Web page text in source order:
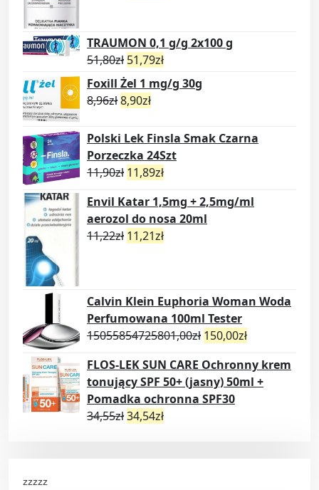
TRAUMON 0,1 g/g 2x100 g
51,80zł 51,79zł
Foxill Żel 1 mg/g 30g
8,96zł8,90zł
Polski Lek Finsla Smak Czarna
Porzeczka 24Szt
11,90zł 11,89zł
Envil Katar 1,5mg + 2,5mg/ml
aerozol do nosa 20ml
11,22zł 11,21zł
Calvin Klein Euphoria Woman Woda
Perfumowana 100ml Tester
15055854725801,00zł 150,00zł
FLOS-LEK SUN CARE Ochronny krem
tonujący SPF 50+ (jasny) 50ml +
Pomadka ochronna SPF30
34,55zł34,54zł
zzzzz